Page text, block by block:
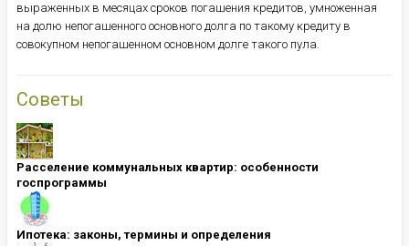
выраженных в месяцах сроков погашения кредитов, умноженная
на долю непогашенного основного долга по такому кредиту в
совокупном непогашенном основном долге такого пула.
Советы
Расселение коммунальных квартир: особенности
госпрограммы
Ипотека: ​​​​​​​законы, термины и определения